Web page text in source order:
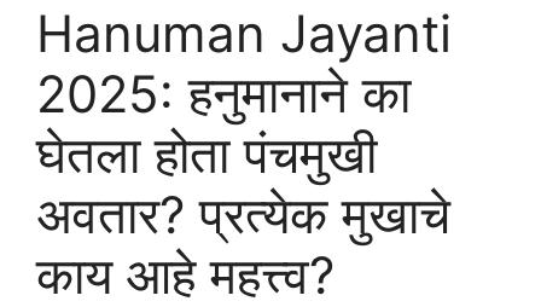
Hanuman Jayanti
2025: हनुमानाने का
घेतला होता पंचमुखी
अवतार? प्रत्येक मुखाचे
काय आहे महत्त्व?